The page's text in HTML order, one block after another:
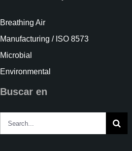
Breathing Air
Manufacturing / ISO 8573
Microbial
Environmental
Buscar en
Search
for: